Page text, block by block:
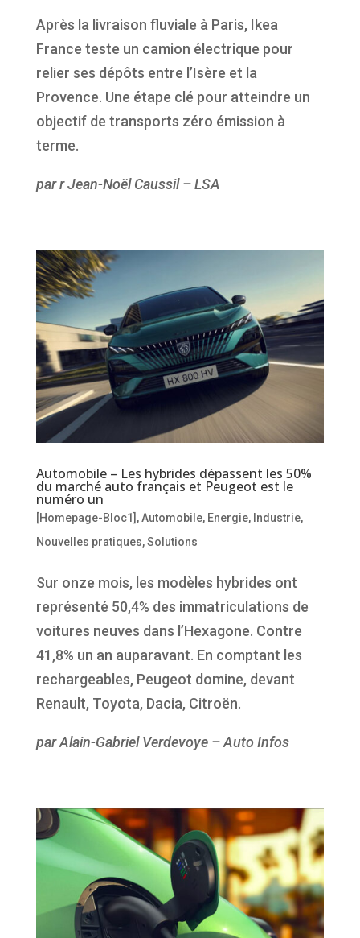
Après la livraison fluviale à Paris, Ikea
France teste un camion électrique pour
relier ses dépôts entre l’Isère et la
Provence. Une étape clé pour atteindre un
objectif de transports zéro émission à
terme.
par r Jean-Noël Caussil – LSA
Automobile – Les hybrides dépassent les 50%
du marché auto français et Peugeot est le
numéro un
[Homepage-Bloc1] ,Automobile, Energie, Industrie,
Nouvelles pratiques,Solutions
Sur onze mois, les modèles hybrides ont
représenté 50,4% des immatriculations de
voitures neuves dans l’Hexagone. Contre
41,8% un an auparavant. En comptant les
rechargeables, Peugeot domine, devant
Renault, Toyota, Dacia, Citroën.
par Alain-Gabriel Verdevoye – Auto Infos